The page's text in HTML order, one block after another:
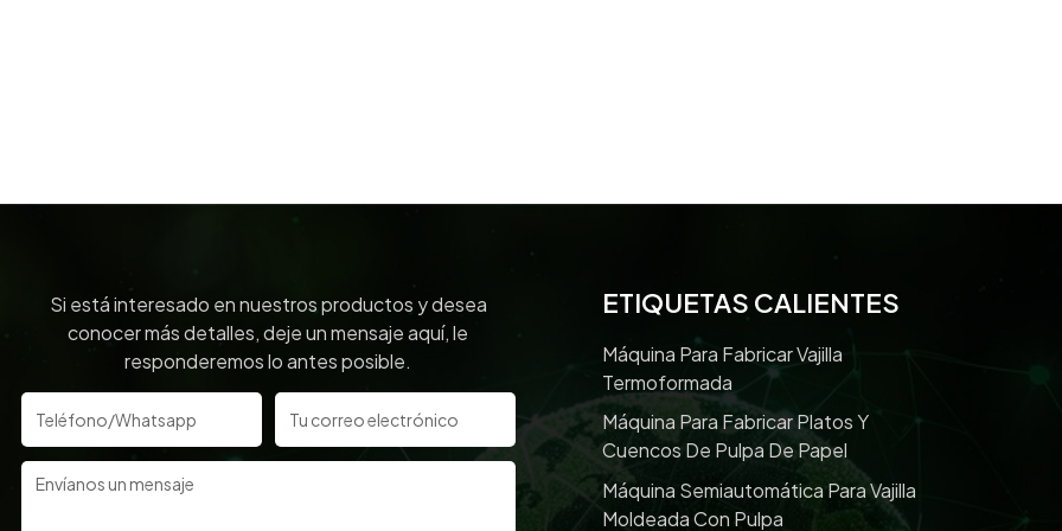
Si está interesado en nuestros productos y desea
conocer más detalles, deje un mensaje aquí, le
responderemos lo antes posible.
ETIQUETAS CALIENTES
Máquina Para Fabricar Vajilla
Termoformada
Máquina Para Fabricar Platos Y
Cuencos De Pulpa De Papel
Máquina Semiautomática Para Vajilla
Moldeada Con Pulpa